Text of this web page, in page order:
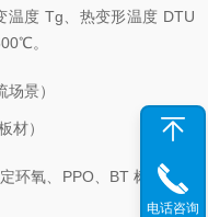
温度 Tg、热变形温度 DTU
。
景）
材）
环氧、PPO、BT 树脂、PI
电话咨询